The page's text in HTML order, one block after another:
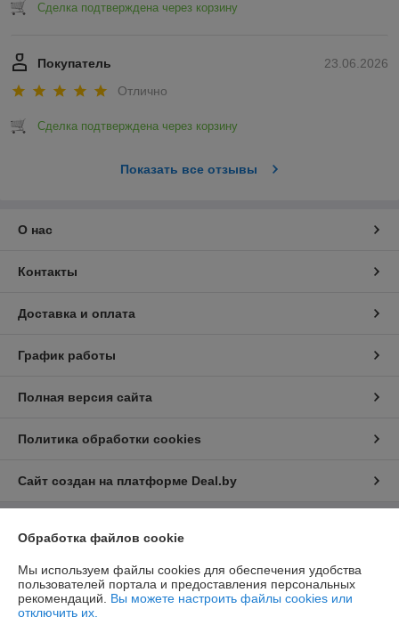
Сделка подтверждена через корзину
23.06.2026
Покупатель
Отлично
Сделка подтверждена через корзину
Показать все отзывы
О нас
Контакты
Доставка и оплата
График работы
Полная версия сайта
Политика обработки cookies
Сайт создан на платформе Deal.by
Информация для покупателя
Юридическое лицо:ООО "БелХайлер"
220024, г. Минск, ул. Стебенева, 2А, оф. 21
Регистрационный номер ЕГР: 193304407
Обработка файлов cookie
Мы используем файлы cookies для обеспечения удобства
пользователей портала и предоставления персональных
рекомендаций. Вы можете настроить файлы cookies или
отключить их.